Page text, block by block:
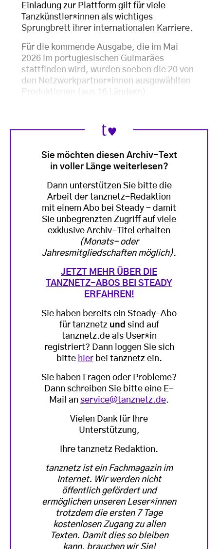
Einladung zur Plattform gilt für viele
Tanzkünstler*innen als wichtiges
Sprungbrett ihrer internationalen Karriere.
Für die kommende Ausgabe, die im Mai
2026 im portugiesischen Guimarães
stattfinden wird, wurden soeben die 20 von
den Netzwerkpartner*innen ausgewählten
Produktionen (aus 16 Ländern)
Sie möchten diesen Archiv-Text
in voller Länge weiterlesen?
Dann unterstützen Sie bitte die
Arbeit der tanznetz-Redaktion
mit einem Abo bei Steady - damit
Sie unbegrenzten Zugriff auf viele
exklusive Archiv-Titel erhalten
(Monats- oder
Jahresmitgliedschaften möglich).
JETZT MEHR ÜBER DIE
TANZNETZ-ABOS BEI STEADY
ERFAHREN!
Sie haben bereits ein Steady-Abo
für tanznetz und sind auf
tanznetz.de als User*in
registriert? Dann loggen Sie sich
bitte hierbei tanznetz ein.
Sie haben Fragen oder Probleme?
Dann schreiben Sie bitte eine E-
Mail an service@tanznetz.de.
Vielen Dank für Ihre
Unterstützung,
Ihre tanznetz Redaktion.
tanznetz ist ein Fachmagazin im
Internet. Wir werden nicht
öffentlich gefördert und
ermöglichen unseren Leser*innen
trotzdem die ersten 7 Tage
kostenlosen Zugang zu allen
Texten. Damit dies so bleiben
kann, brauchen wir Sie!